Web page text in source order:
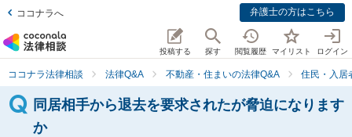
ココナラへ 弁護士の方はこちら
投稿する 探す 閲覧履歴 マイリスト ログイン
ココナラ法律相談 法律Q&A 不動産・住まいの法律Q&A 住民・入居
同居相手から退去を要求されたが脅迫になります
か